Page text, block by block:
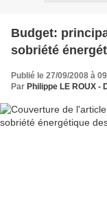
Budget:
sobriété
Publié le 27/09/2008 à
Par Philippe LE ROUX -